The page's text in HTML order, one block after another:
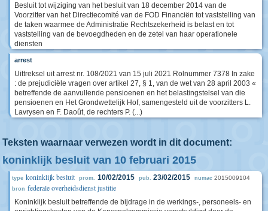
Besluit tot wijziging van het besluit van 18 december 2014 van de
Voorzitter van het Directiecomité van de FOD Financiën tot vaststelling van
de taken waarmee de Administratie Rechtszekerheid is belast en tot
vaststelling van de bevoegdheden en de zetel van haar operationele
diensten
arrest
Uittreksel uit arrest nr. 108/2021 van 15 juli 2021 Rolnummer 7378 In zake
: de prejudiciële vragen over artikel 27, § 1, van de wet van 28 april 2003 «
betreffende de aanvullende pensioenen en het belastingstelsel van die
pensioenen en Het Grondwettelijk Hof, samengesteld uit de voorzitters L.
Lavrysen en F. Daoût, de rechters P. (...)
Teksten waarnaar verwezen wordt in dit document:
koninklijk besluit van 10 februari 2015
type koninklijk besluit prom. 10/02/2015 pub. 23/02/2015 numac 2015009104
bron federale overheidsdienst justitie
Koninklijk besluit betreffende de bijdrage in de werkings-, personeels- en